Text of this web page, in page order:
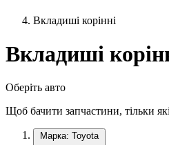
Вкладиші корінні
Вкладиші
Оберіть авто
Щоб бачити запчастини, тільки
Марка: Toyota